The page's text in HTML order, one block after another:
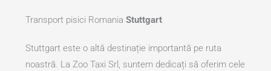
Transport pisici Romania Stuttgart
Stuttgart este o altă destinație importantă pe ruta
noastră. La Zoo Taxi Srl, suntem dedicați să oferim cele